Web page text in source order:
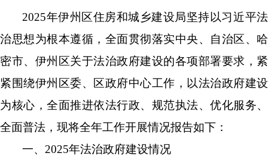
2025年伊州区住房和城乡建设局坚持以习近平法
治思想为根本遵循，全面贯彻落实中央、自治区、哈
密市、伊州区关于法治政府建设的各项部署要求， 紧
紧 围绕伊州区委、区政府中心工作， 以法治政府建设
为核心，全面推进依法行政、规范执法、优化服务、
全面普法 ，现将全年工作开展情况报告如下：
一、 2025年法治政府建设情况